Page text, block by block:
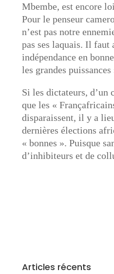
Mbembe, est encore
Pour le penseur
n’est pas notre
pas ses laquais. Il faut
indépendance en
les grandes puissances
Si les dictateurs, d’un
que les «
disparaissent, il y a
dernières élections
« bonnes ». Puisque
d’inhibiteurs et de
Articles récents